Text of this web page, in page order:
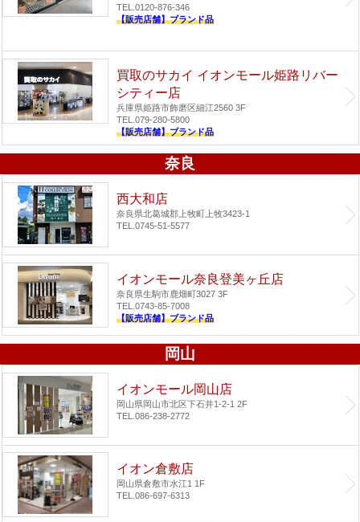
TEL.0120-876-346
【販売店舗】ブランド品
買取のサカイ イオンモール姫路リバー
シティー店
兵庫県姫路市飾磨区細江2560 3F
TEL.079-280-5800
【販売店舗】ブランド品
奈良
西大和店
奈良県北葛城郡上牧町上牧3423-1
TEL.0745-51-5577
イオンモール奈良登美ヶ丘店
奈良県生駒市鹿畑町3027 3F
TEL.0743-85-7008
【販売店舗】ブランド品
岡山
イオンモール岡山店
岡山県岡山市北区下石井1-2-1 2F
TEL.086-238-2772
イオン倉敷店
岡山県倉敷市水江1 1F
TEL.086-697-6313